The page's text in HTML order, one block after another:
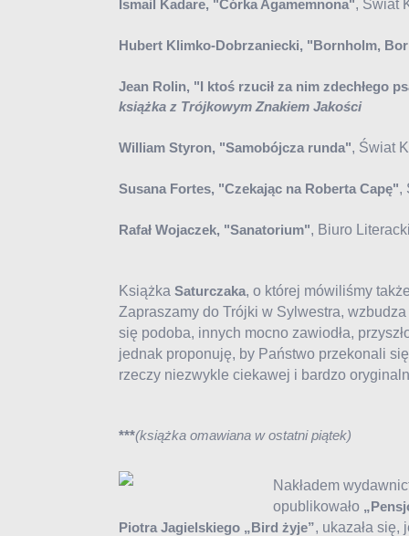
Ismail Kadare, "Córka Agamemnona", Świat
Hubert Klimko-Dobrzaniecki, "Bornholm,
Jean Rolin, "I ktoś rzucił za nim zdechłego
książka z Trójkowym Znakiem Jakości
William Styron, "Samobójcza runda", Świat
Susana Fortes, "Czekając na Roberta Capę",
Rafał Wojaczek, "Sanatorium", Biuro
Książka Saturczaka, o której mówiliśmy
Zapraszamy do Trójki w Sylwestra,
się podoba, innych mocno zawiodła,
jednak proponuję, by Państwo przekonali
rzeczy niezwykle ciekawej i bardzo
***(książka omawiana w ostatni piątek)
Nakładem
opublikowało
Piotra Jagielskiego „Bird żyje”, ukazała się,